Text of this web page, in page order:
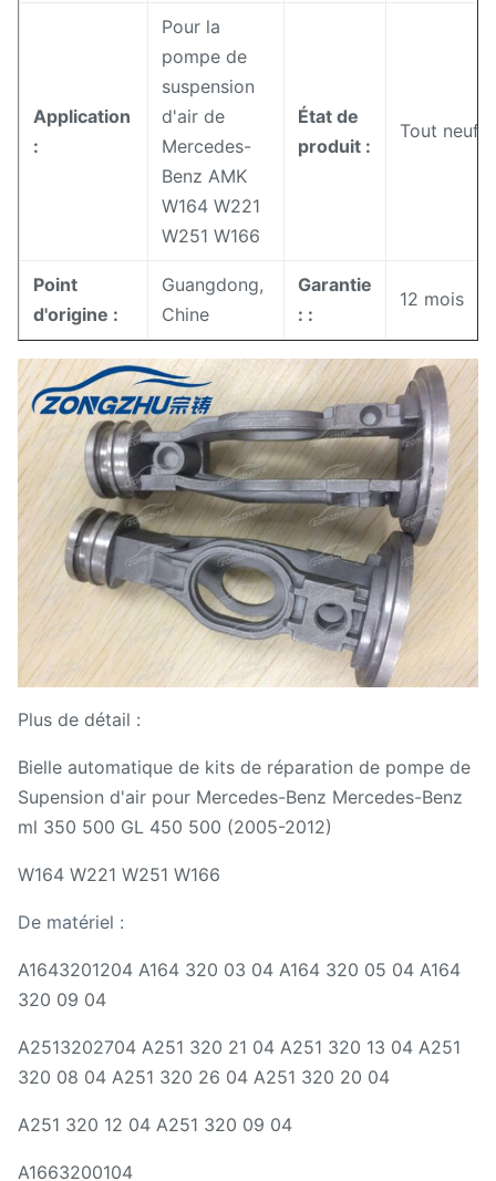
Application
:
Pour la
pompe de
suspension
d'air de
Mercedes-
Benz AMK
W164 W221
W251 W166
État de
produit :
Tout neuf
Point
d'origine :
Guangdong,
Chine
Garantie
: :
12 mois
Plus de détail :
Bielle automatique de kits de réparation de pompe de
Supension d'air pour Mercedes-Benz Mercedes-Benz
ml 350 500 GL 450 500 (2005-2012)
W164 W221 W251 W166
De matériel :
A1643201204 A164 320 03 04 A164 320 05 04 A164
320 09 04
A2513202704 A251 320 21 04 A251 320 13 04 A251
320 08 04 A251 320 26 04 A251 320 20 04
A251 320 12 04 A251 320 09 04
A1663200104